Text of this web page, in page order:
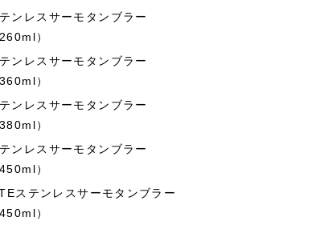
ンレスサーモタンブラー
260ml）
ンレスサーモタンブラー
360ml）
ンレスサーモタンブラー
380ml）
ンレスサーモタンブラー
450ml）
ステンレスサーモタンブラー
450ml）